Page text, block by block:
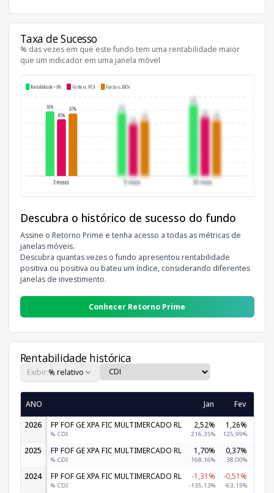
Taxa de Sucesso
% das vezes em que este fundo tem uma rentabilidade maior
que um indicador em uma janela móvel
Descubra o histórico de sucesso do fundo
Assine o Retorno Prime e tenha acesso a todas as métricas de
janelas móveis.
Descubra quantas vezes o fundo apresentou rentabilidade
positiva ou positiva ou bateu um índice, considerando diferentes
janelas de investimento.
Conhecer Retorno Prime
Rentabilidade histórica
Exibir:% relativo
ANO Jan Fev
2026
FP FOF GE XPA FIC MULTIMERCADO RL
% CDI
2,52%
216,35%
1,26%
125,99%
2025 FP FOF GE XPA FIC MULTIMERCADO RL
% CDI
1,70%
168,16%
0,37%
38,00%
2024 FP FOF GE XPA FIC MULTIMERCADO RL
% CDI
-1,31%
-135,13%
-0,51%
-63,15%